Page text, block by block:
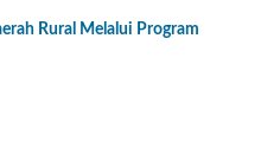
Rural Melalui Program